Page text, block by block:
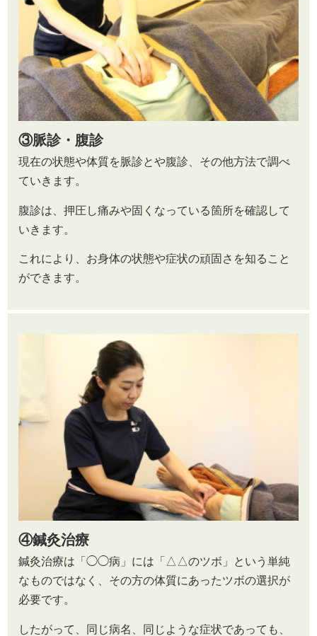
③脈診・腹診
現在の状態や体質を脈診とや腹診、その他方法で調べ
ていきます。
腹診は、押圧し痛みや固くなっている箇所を確認して
いきます。
これにより、お身体の状態や症状の頑固さを知ること
ができます。
④鍼灸治療
鍼灸治療は「◯◯病」には「△△のツボ」という単純
なものではなく、その方の体質にあったツボの選択が
必要です。
したがって、同じ病名、同じような症状であっても、